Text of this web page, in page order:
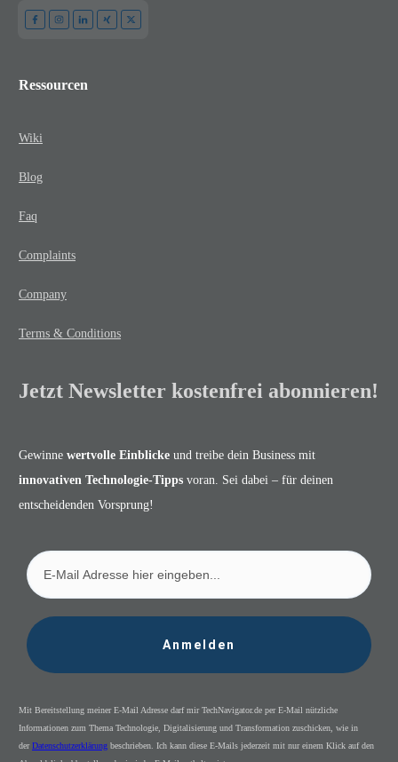
Ressourcen
Wiki
Blog
Faq
Complaints
Company
Terms & Conditions
Jetzt Newsletter kostenfrei abonnieren!
Gewinne wertvolle Einblicke und treibe dein Business mit
innovativen Technologie-Tipps voran. Sei dabei – für deinen
entscheidenden Vorsprung!
Anmelden
Mit Bereitstellung meiner E-Mail Adresse darf mir TechNavigator.de per E-Mail nützliche
Informationen zum Thema Technologie, Digitalisierung und Transformation zuschicken, wie in
derDatenschutzerklärung beschrieben. Ich kann diese E-Mails jederzeit mit nur einem Klick auf den